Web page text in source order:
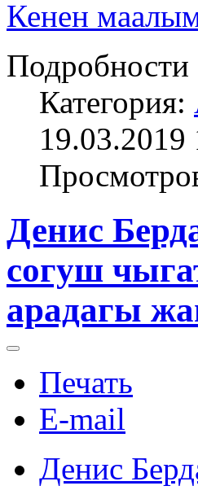
Кенен
Подробности
Категория:
19.03.2019
Денис
согуш
арадагы
Печать
E-mail
Денис